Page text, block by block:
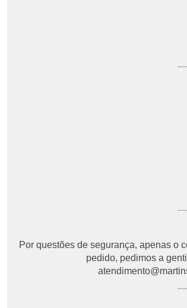
Por questões de segurança, apenas o
pedido, pedimos a